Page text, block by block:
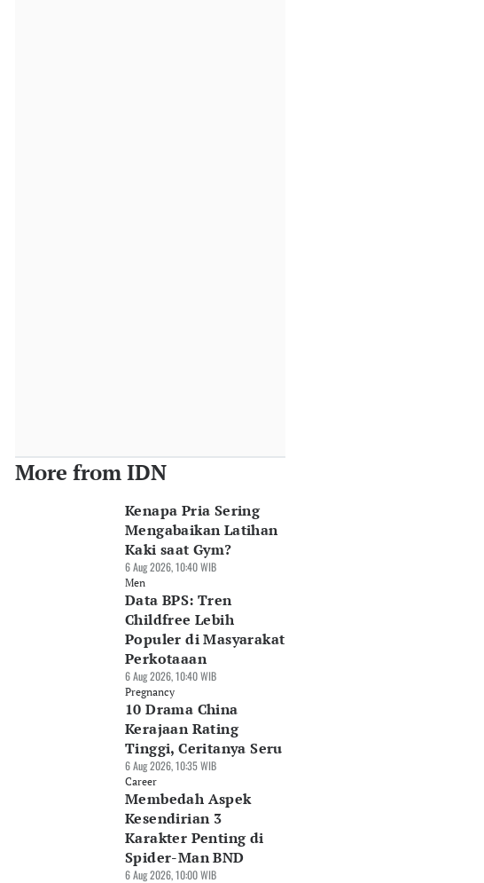
More from IDN
Kenapa Pria Sering
Mengabaikan Latihan
Kaki saat Gym?
6 Aug 2026, 10:40 WIB
Men
Data BPS: Tren
Childfree Lebih
Populer di Masyarakat
Perkotaaan
6 Aug 2026, 10:40 WIB
Pregnancy
10 Drama China
Kerajaan Rating
Tinggi, Ceritanya Seru
6 Aug 2026, 10:35 WIB
Career
Membedah Aspek
Kesendirian 3
Karakter Penting di
Spider-Man BND
6 Aug 2026, 10:00 WIB